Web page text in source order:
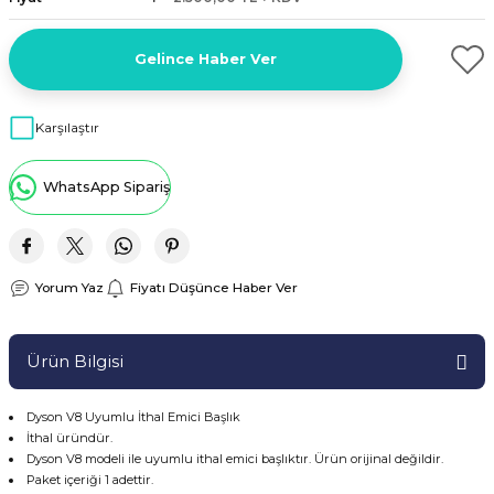
Setleri
Şartel / Switch
Parçaları
Grubu
Çeşitleri
Çeşitleri
Yedek Parçaları
Parçaları
Parçaları
Parçaları
Parçaları
Parçaları
Yedek Parçaları
Parçası
ve Menteşe
Gelince Haber Ver
Karşılaştır
WhatsApp Sipariş
Yorum Yaz Fiyatı Düşünce Haber Ver
Ürün Bilgisi
Dyson V8 Uyumlu İthal Emici Başlık
İthal üründür.
Dyson V8 modeli ile uyumlu ithal emici başlıktır. Ürün orijinal değildir.
Paket içeriği 1 adettir.